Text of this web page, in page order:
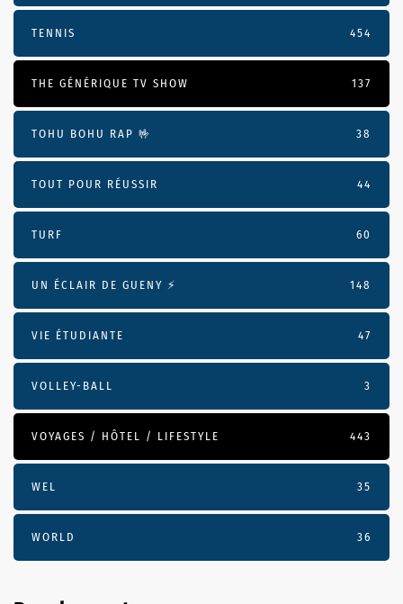
TENNIS 454
THE GÉNÉRIQUE TV SHOW 137
TOHU BOHU RAP 🤟 38
TOUT POUR RÉUSSIR 44
TURF 60
UN ÉCLAIR DE GUENY ⚡️ 148
VIE ÉTUDIANTE 47
VOLLEY-BALL 3
VOYAGES / HÔTEL / LIFESTYLE 443
WEL 35
WORLD 36